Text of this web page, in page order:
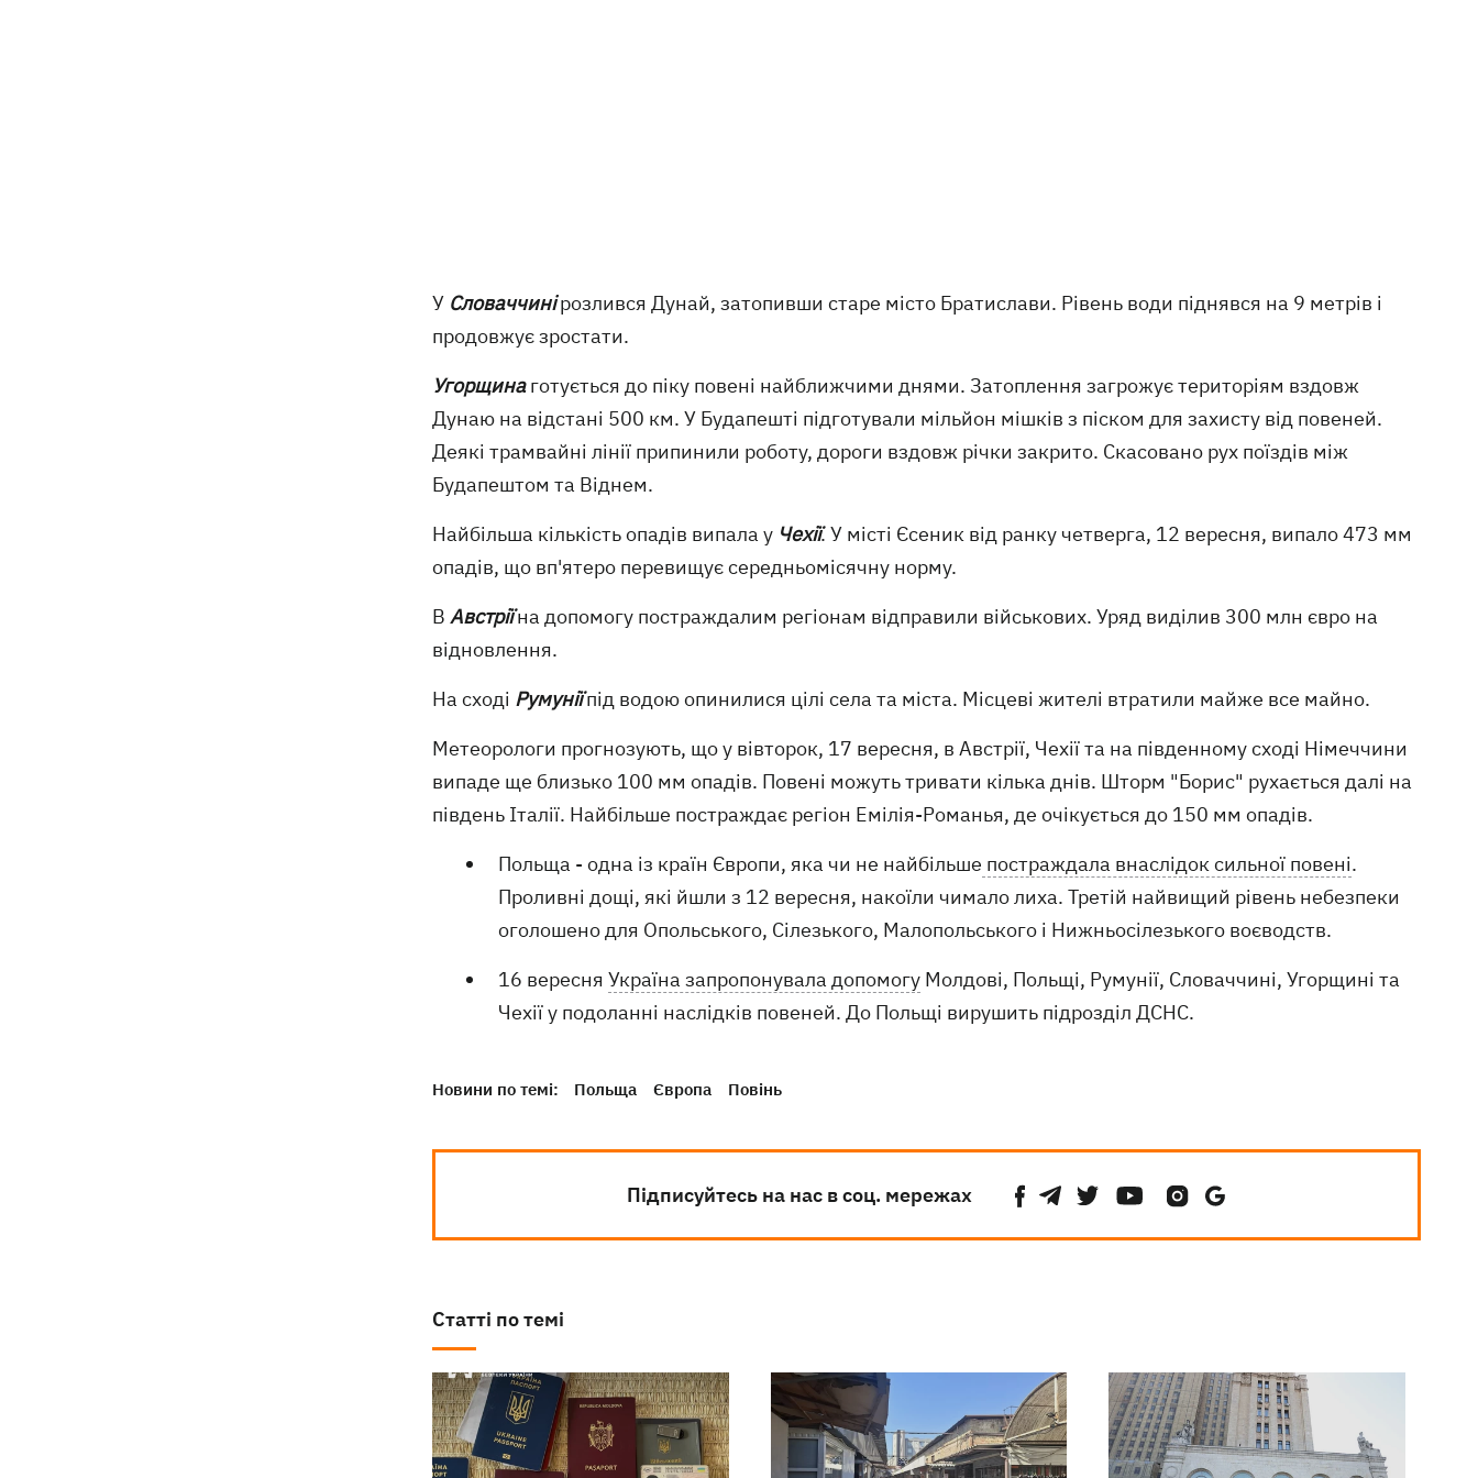
У Словаччині розлився Дунай, затопивши старе місто Братислави. Рівень води піднявся на 9 метрів і
продовжує зростати.
Угорщина готується до піку повені найближчими днями. Затоплення загрожує територіям вздовж
Дунаю на відстані 500 км. У Будапешті підготували мільйон мішків з піском для захисту від повеней.
Деякі трамвайні лінії припинили роботу, дороги вздовж річки закрито. Скасовано рух поїздів між
Будапештом та Віднем.
Найбільша кількість опадів випала у Чехії. У місті Єсеник від ранку четверга, 12 вересня, випало 473 мм
опадів, що вп'ятеро перевищує середньомісячну норму.
В Австріїна допомогу постраждалим регіонам відправили військових. Уряд виділив 300 млн євро на
відновлення.
На сході Румуніїпід водою опинилися цілі села та міста. Місцеві жителі втратили майже все майно.
Метеорологи прогнозують, що у вівторок, 17 вересня, в Австрії, Чехії та на південному сході Німеччини
випаде ще близько 100 мм опадів. Повені можуть тривати кілька днів. Шторм "Борис" рухається далі на
південь Італії. Найбільше постраждає регіон Емілія-Романья, де очікується до 150 мм опадів.
Польща - одна із країн Європи, яка чи не найбільше постраждала внаслідок сильної повені.
Проливні дощі, які йшли з 12 вересня, накоїли чимало лиха. Третій найвищий рівень небезпеки
оголошено для Опольського, Сілезького, Малопольського і Нижньосілезького воєводств.
16 вересня Україна запропонувала допомогу Молдові, Польщі, Румунії, Словаччині, Угорщині та
Чехії у подоланні наслідків повеней. До Польщі вирушить підрозділ ДСНС.
Новини по темі: Польща Європа Повінь
Підписуйтесь на нас в соц. мережах
Статті по темі